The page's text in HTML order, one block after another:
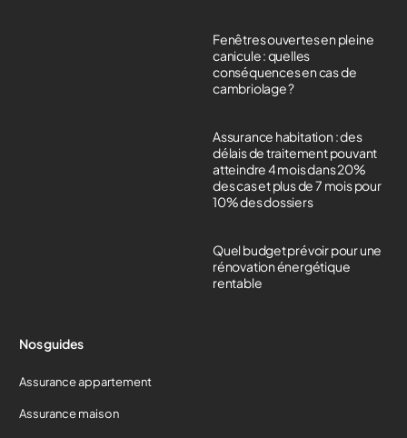
Fenêtres ouvertes en pleine
canicule : quelles
conséquences en cas de
cambriolage ?
Assurance habitation : des
délais de traitement pouvant
atteindre 4 mois dans 20%
des cas et plus de 7 mois pour
10% des dossiers
Quel budget prévoir pour une
rénovation énergétique
rentable
Nos guides
Assurance appartement
Assurance maison